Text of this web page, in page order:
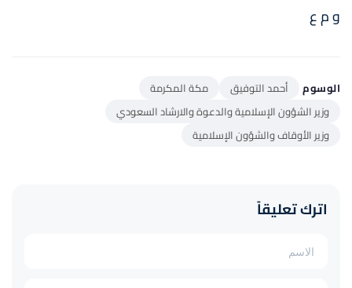
و م ع
الوسوم أحمد التوفيق
مكة المكرمة
وزير الشؤون الإسلامية والدعوة والارشاد السعودي
وزير الأوقاف والشؤون الإسلامية
اترك تعليقاً